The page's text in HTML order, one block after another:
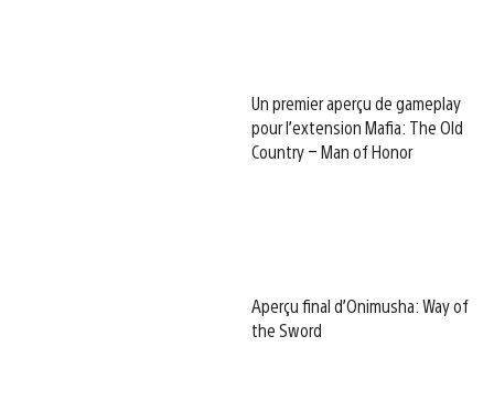
Un premier aperçu de gameplay
pour l’extension Mafia: The Old
Country – Man of Honor
Aperçu final d’Onimusha: Way of
the Sword